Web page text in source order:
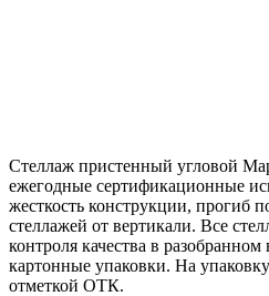
Стеллаж пристенный угловой
ежегодные сертификационные
жесткость конструкции, прогиб
стеллажей от вертикали. Все
контроля качества в
картонные упаковки. На
отметкой ОТК.